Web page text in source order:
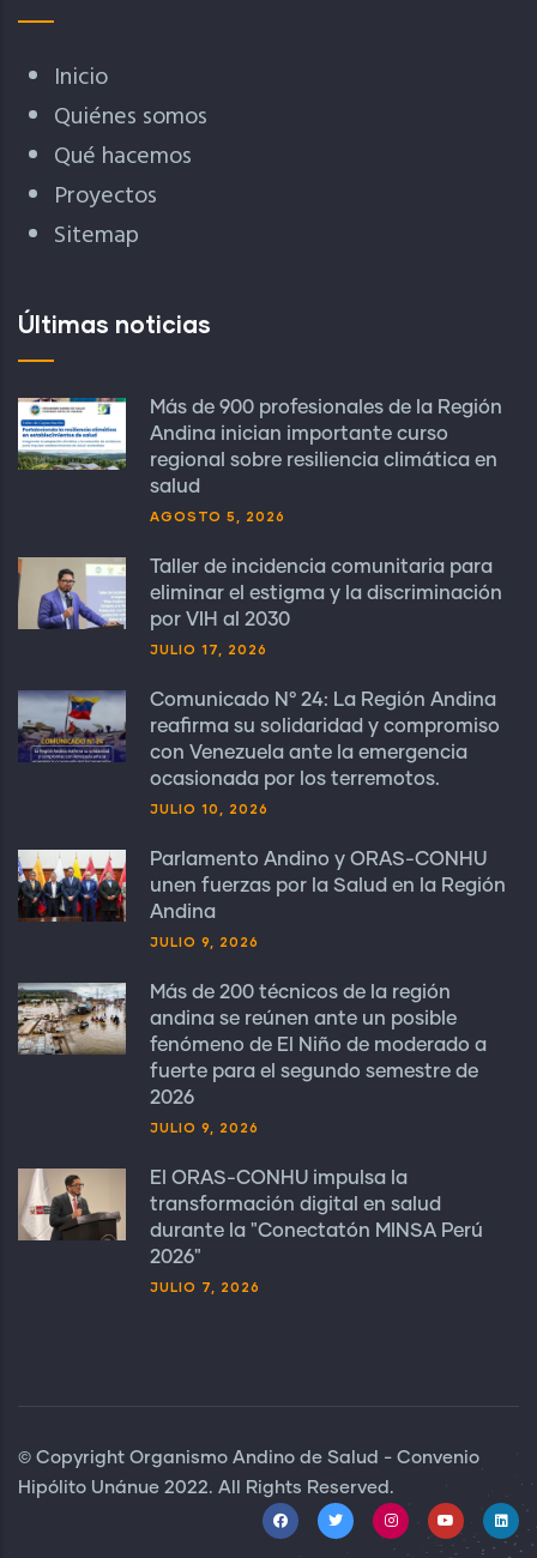
Inicio
Quiénes somos
Qué hacemos
Proyectos
Sitemap
Últimas noticias
Más de 900 profesionales de la Región
Andina inician importante curso
regional sobre resiliencia climática en
salud
AGOSTO 5, 2026
Taller de incidencia comunitaria para
eliminar el estigma y la discriminación
por VIH al 2030
JULIO 17, 2026
Comunicado N° 24: La Región Andina
reafirma su solidaridad y compromiso
con Venezuela ante la emergencia
ocasionada por los terremotos.
JULIO 10, 2026
Parlamento Andino y ORAS-CONHU
unen fuerzas por la Salud en la Región
Andina
JULIO 9, 2026
Más de 200 técnicos de la región
andina se reúnen ante un posible
fenómeno de El Niño de moderado a
fuerte para el segundo semestre de
2026
JULIO 9, 2026
El ORAS-CONHU impulsa la
transformación digital en salud
durante la "Conectatón MINSA Perú
2026"
JULIO 7, 2026
© Copyright Organismo Andino de Salud - Convenio
Hipólito Unánue 2022. All Rights Reserved.